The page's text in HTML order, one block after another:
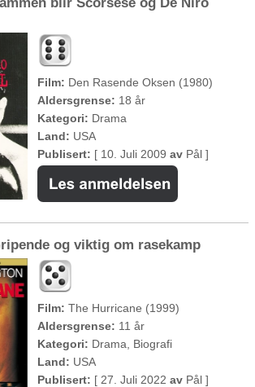
Film: Den Rasende Oksen (1980)
Aldersgrense: 18 år
Kategori: Drama
Land: USA
Publisert: [ 10. Juli 2009 av Pål ]
og viktig om rasekamp
Film: The Hurricane (1999)
Aldersgrense: 11 år
Kategori: Drama, Biografi
Land: USA
Publisert: [ 27. Juli 2022 av Pål ]